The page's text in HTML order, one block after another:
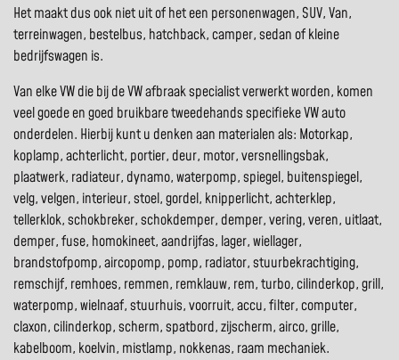
Het maakt dus ook niet uit of het een personenwagen, SUV, Van,
terreinwagen, bestelbus, hatchback, camper, sedan of kleine
bedrijfswagen is.
Van elke VW die bij de VW afbraak specialist verwerkt worden, komen
veel goede en goed bruikbare tweedehands specifieke VW auto
onderdelen. Hierbij kunt u denken aan materialen als: Motorkap,
koplamp, achterlicht, portier, deur, motor, versnellingsbak,
plaatwerk, radiateur, dynamo, waterpomp, spiegel, buitenspiegel,
velg, velgen, interieur, stoel, gordel, knipperlicht, achterklep,
tellerklok, schokbreker, schokdemper, demper, vering, veren, uitlaat,
demper, fuse, homokineet, aandrijfas, lager, wiellager,
brandstofpomp, aircopomp, pomp, radiator, stuurbekrachtiging,
remschijf, remhoes, remmen, remklauw, rem, turbo, cilinderkop, grill,
waterpomp, wielnaaf, stuurhuis, voorruit, accu, filter, computer,
claxon, cilinderkop, scherm, spatbord, zijscherm, airco, grille,
kabelboom, koelvin, mistlamp, nokkenas, raam mechaniek.